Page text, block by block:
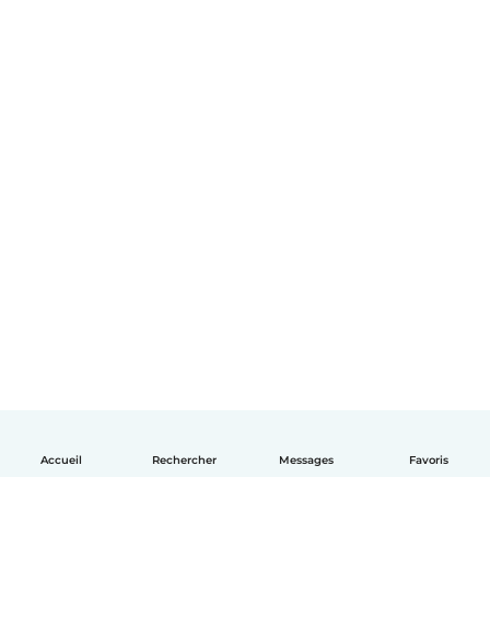
Accueil Rechercher Messages Favoris